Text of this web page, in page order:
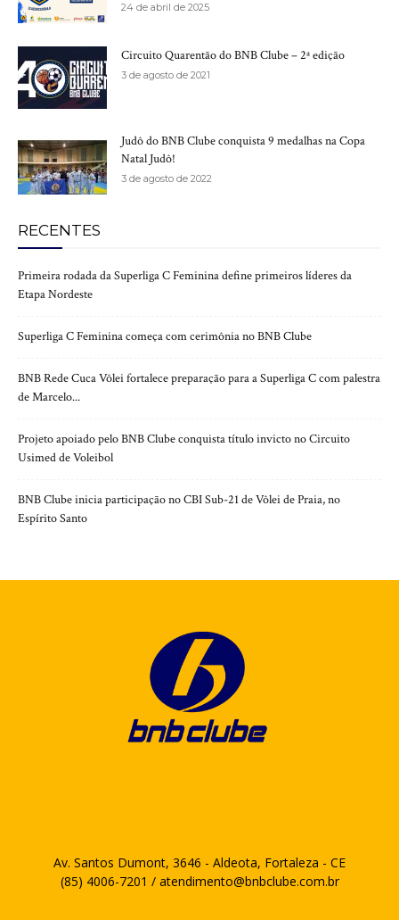
24 de abril de 2025
Circuito Quarentão do BNB Clube – 2ª edição
3 de agosto de 2021
Judô do BNB Clube conquista 9 medalhas na Copa
Natal Judô!
3 de agosto de 2022
RECENTES
Primeira rodada da Superliga C Feminina define primeiros líderes da
Etapa Nordeste
Superliga C Feminina começa com cerimônia no BNB Clube
BNB Rede Cuca Vôlei fortalece preparação para a Superliga C com palestra
de Marcelo...
Projeto apoiado pelo BNB Clube conquista título invicto no Circuito
Usimed de Voleibol
BNB Clube inicia participação no CBI Sub-21 de Vôlei de Praia, no
Espírito Santo
Av. Santos Dumont, 3646 - Aldeota, Fortaleza - CE
(85) 4006-7201 / atendimento@bnbclube.com.br